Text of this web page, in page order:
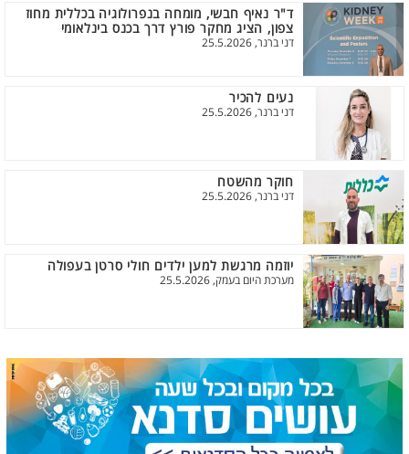
ד"ר נאיף חבשי, מומחה בנפרולוגיה בכללית מחוז
צפון, הציג מחקר פורץ דרך בכנס בינלאומי
דני ברנר, 25.5.2026
נעים להכיר
דני ברנר, 25.5.2026
חוקר מהשטח
דני ברנר, 25.5.2026
יוזמה מרגשת למען ילדים חולי סרטן בעפולה
מערכת היום בעמק, 25.5.2026